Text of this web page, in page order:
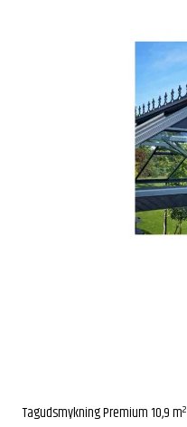
Tagudsmykning Premium 10,9 m²